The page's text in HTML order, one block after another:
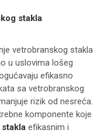
stakla
vetrobranskog stakla
u uslovima lošeg
efikasno
sa vetrobranskog
rizik od nesreća.
komponente koje
efikasnim i